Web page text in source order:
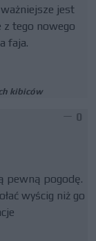
jest
z tego nowego
faja.
kibiców
0
pewną pogodę.
wyścig niż go